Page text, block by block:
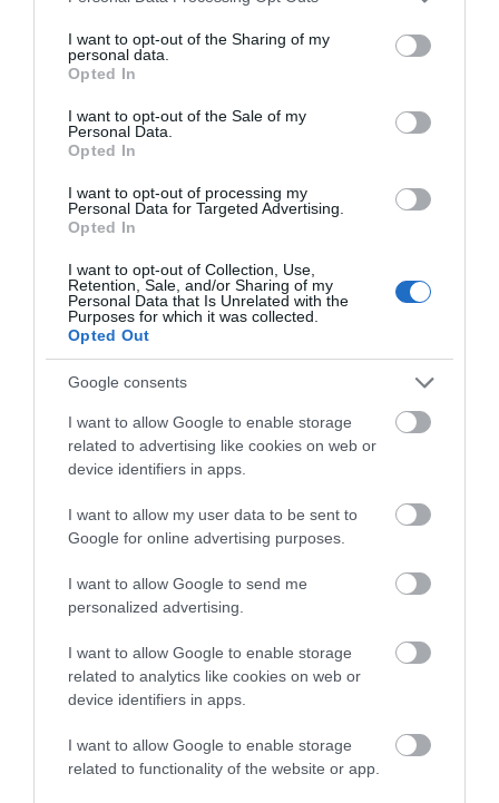
not limited to your visit or usage behaviour. You may click to
grant or deny consent to Google and its third-party tags to
use your data for below specified purposes in below Google
consent section.
I want to opt-out of the Sharing of my
personal data.
Opted In
I want to opt-out of the Sale of my
Personal Data.
Opted In
I want to opt-out of processing my
Personal Data for Targeted Advertising.
Opted In
I want to opt-out of Collection, Use,
Retention, Sale, and/or Sharing of my
Personal Data that Is Unrelated with the
Purposes for which it was collected.
Opted Out
Google consents
I want to allow Google to enable storage
related to advertising like cookies on web or
device identifiers in apps.
I want to allow my user data to be sent to
Google for online advertising purposes.
I want to allow Google to send me
personalized advertising.
I want to allow Google to enable storage
related to analytics like cookies on web or
device identifiers in apps.
I want to allow Google to enable storage
related to functionality of the website or app.
Ο καιρός αλλάζει πρόσωπο:
θυελλώδη μελτέμια
07.08.2026 | 22:20
Εύβοια: Ηχηρό μήνυμα πέντε
χρόνια μετά τη μεγάλη
καταστροφή του 2021
07.08.2026 | 22:00
Νέο τροχαίο με υλικές ζημιές
07.08.2026 | 21:40
Εύβοια: Γυναίκα έπεσε θύμα
διαδικτυακής απάτης – Πλήρωσε
για τρακτέρ που δεν παρέλαβε
Τραγωδία στην Εύβοια: Άνδρας
του από τη θάλασσα
07.08.2026 | 20:57
Ανακοινώθηκαν νέες προσλήψεις
σε δήμο της Εύβοιας: Δείτε εδώ
καταγγελία που
προκαλεί αντιδράσεις
Εύβοιας
Εύβοια: Διακοπή
ρεύματος αύριο πολλές
περιοχές- Πίνακας
Συγκίνηση και βαθιά
πίστη στην Εύβοια!
Τίμησαν τον Όσιο
Ιωάννη του Ρώσσο για
στη φωτιά του 2021
Καιρός: Πολύ ζέστη
σήμερα στην Εύβοια!
Στα ύψη το θερμόμετρο
Προσοχή σήμερα στην
απαγορεύεται από την
Πολιτική Προστασία